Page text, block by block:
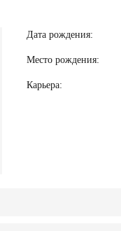
Дата рождения:
Место рождения:
Карьера: